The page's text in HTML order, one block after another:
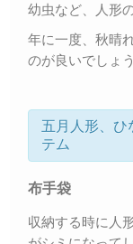
幼虫など、人形
年に一度、秋晴
のが良いでしょう
五月人形、ひ
テム
布手袋
収納する時に人